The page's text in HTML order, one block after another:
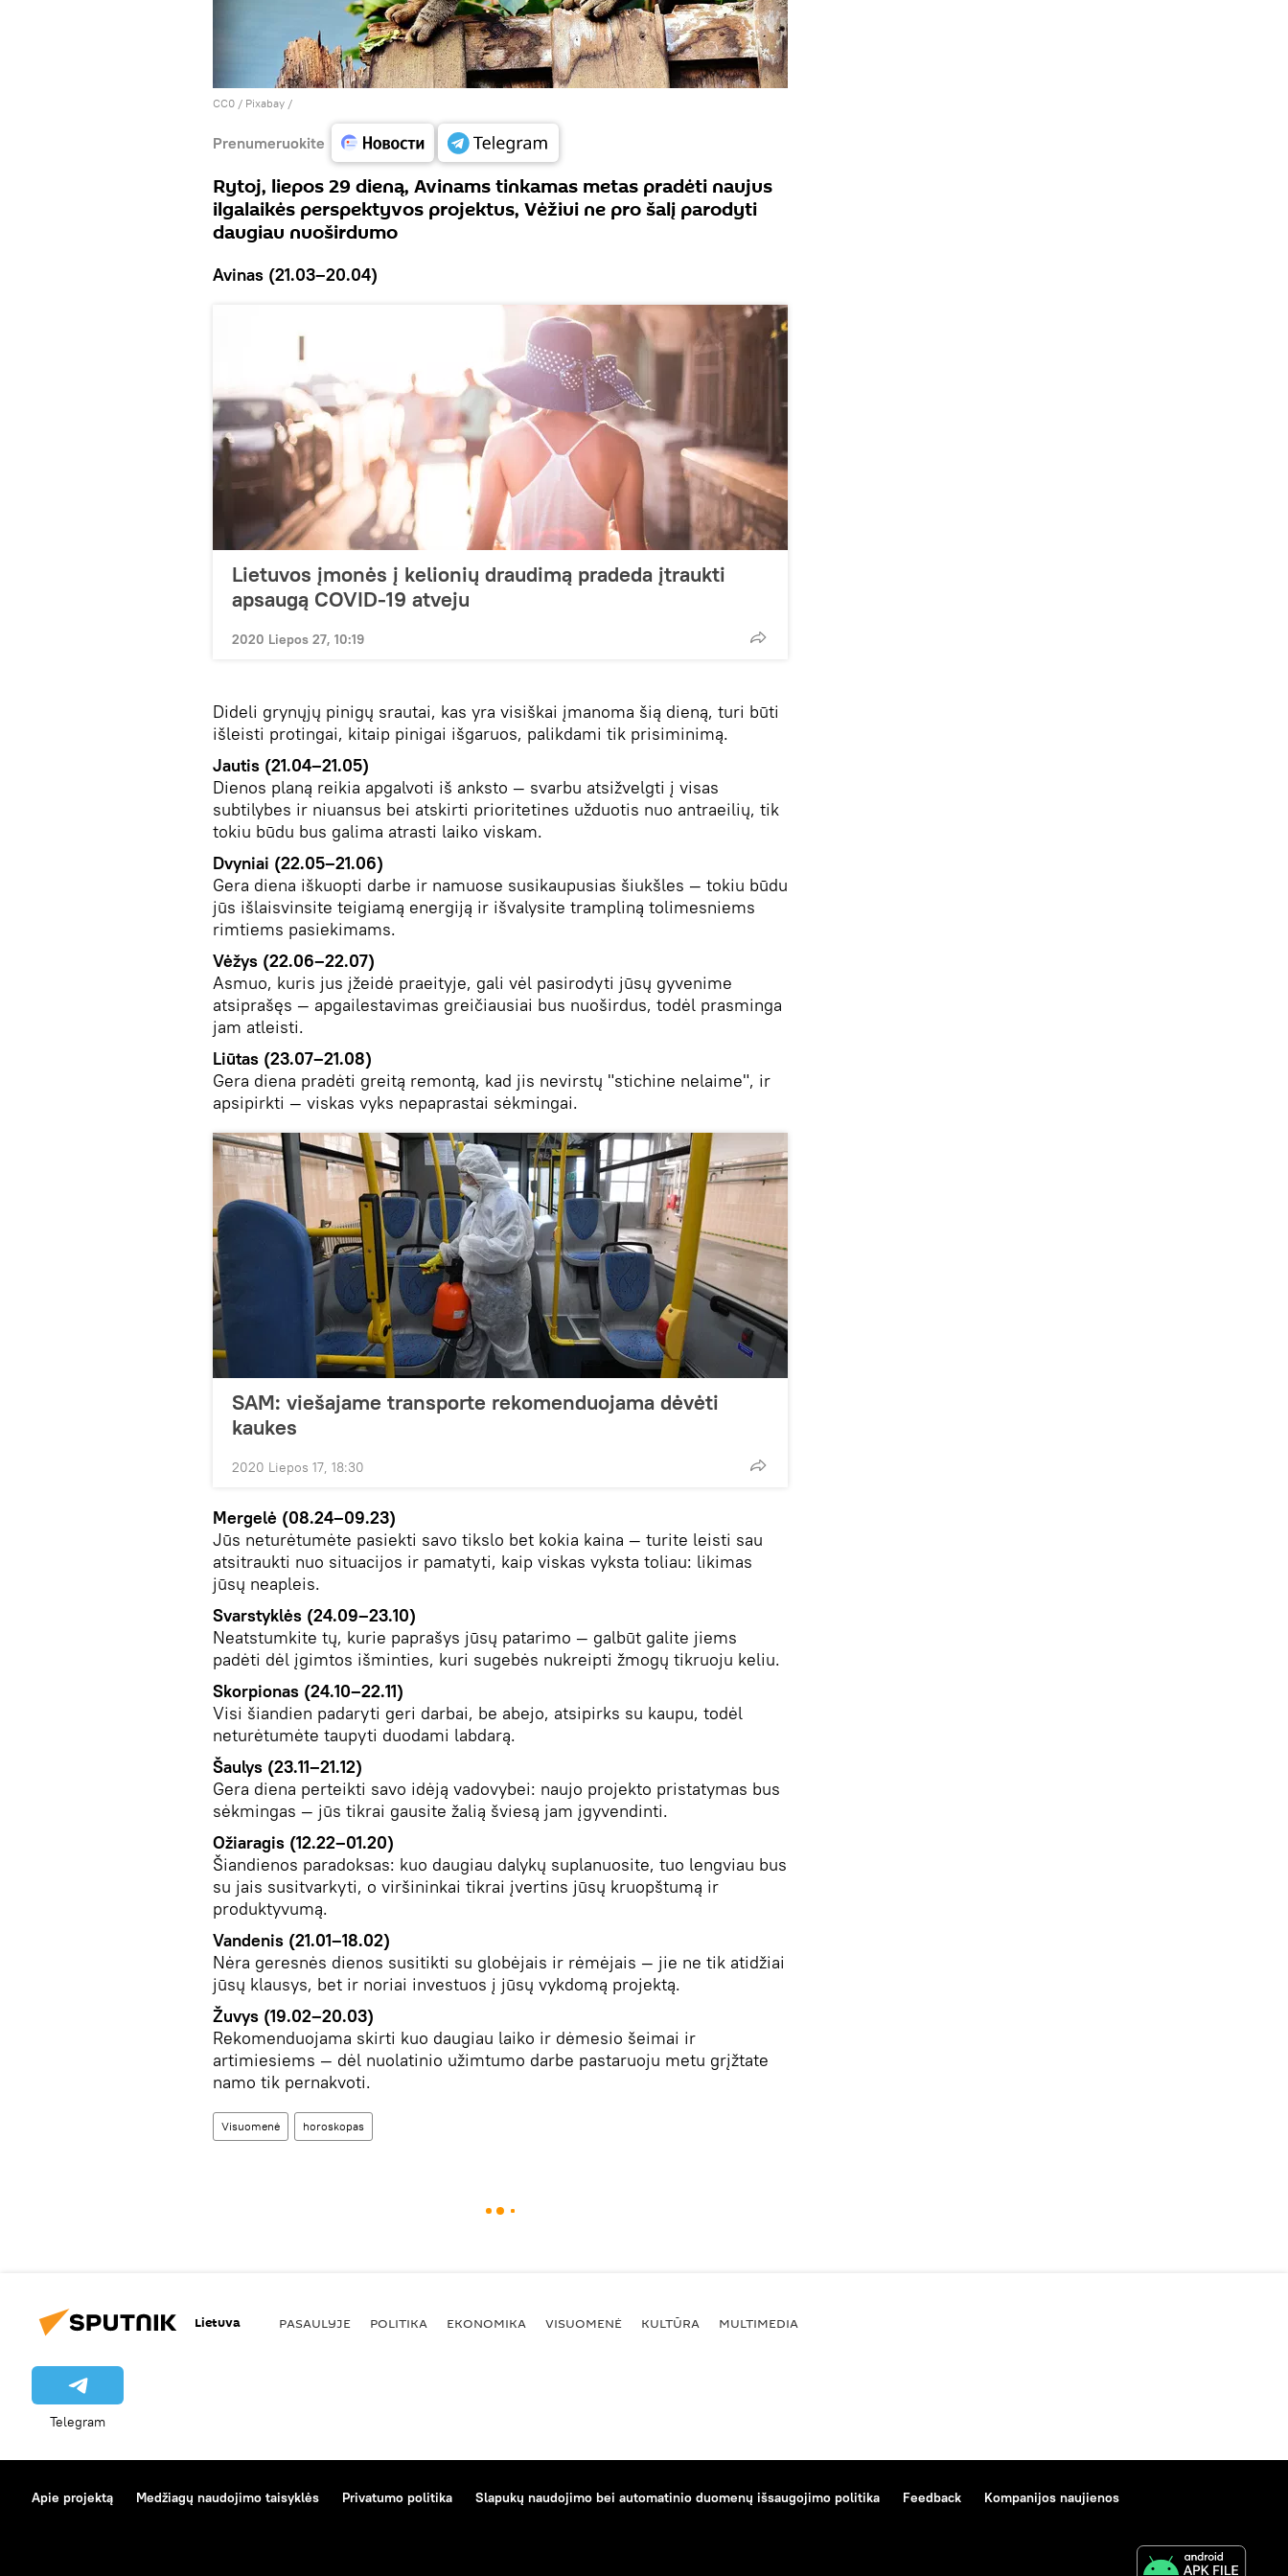
CC0 / Рixabay /
Prenumeruokite
Rytoj, liepos 29 dieną, Avinams tinkamas metas pradėti naujus
ilgalaikės perspektyvos projektus, Vėžiui ne pro šalį parodyti
daugiau nuoširdumo
Avinas (21.03–20.04)
Lietuvos įmonės į kelionių draudimą pradeda įtraukti
apsaugą COVID-19 atveju
2020 Liepos 27, 10:19
Dideli grynųjų pinigų srautai, kas yra visiškai įmanoma šią dieną, turi būti
išleisti protingai, kitaip pinigai išgaruos, palikdami tik prisiminimą.
Jautis (21.04–21.05)
Dienos planą reikia apgalvoti iš anksto — svarbu atsižvelgti į visas
subtilybes ir niuansus bei atskirti prioritetines užduotis nuo antraeilių, tik
tokiu būdu bus galima atrasti laiko viskam.
Dvyniai (22.05–21.06)
Gera diena iškuopti darbe ir namuose susikaupusias šiukšles — tokiu būdu
jūs išlaisvinsite teigiamą energiją ir išvalysite trampliną tolimesniems
rimtiems pasiekimams.
Vėžys (22.06–22.07)
Asmuo, kuris jus įžeidė praeityje, gali vėl pasirodyti jūsų gyvenime
atsiprašęs — apgailestavimas greičiausiai bus nuoširdus, todėl prasminga
jam atleisti.
Liūtas (23.07–21.08)
Gera diena pradėti greitą remontą, kad jis nevirstų "stichine nelaime", ir
apsipirkti — viskas vyks nepaprastai sėkmingai.
SAM: viešajame transporte rekomenduojama dėvėti
kaukes
2020 Liepos 17, 18:30
Mergelė (08.24–09.23)
Jūs neturėtumėte pasiekti savo tikslo bet kokia kaina — turite leisti sau
atsitraukti nuo situacijos ir pamatyti, kaip viskas vyksta toliau: likimas
jūsų neapleis.
Svarstyklės (24.09–23.10)
Neatstumkite tų, kurie paprašys jūsų patarimo — galbūt galite jiems
padėti dėl įgimtos išminties, kuri sugebės nukreipti žmogų tikruoju keliu.
Skorpionas (24.10–22.11)
Visi šiandien padaryti geri darbai, be abejo, atsipirks su kaupu, todėl
neturėtumėte taupyti duodami labdarą.
Šaulys (23.11–21.12)
Gera diena perteikti savo idėją vadovybei: naujo projekto pristatymas bus
sėkmingas — jūs tikrai gausite žalią šviesą jam įgyvendinti.
Ožiaragis (12.22–01.20)
Šiandienos paradoksas: kuo daugiau dalykų suplanuosite, tuo lengviau bus
su jais susitvarkyti, o viršininkai tikrai įvertins jūsų kruopštumą ir
produktyvumą.
Vandenis (21.01–18.02)
Nėra geresnės dienos susitikti su globėjais ir rėmėjais — jie ne tik atidžiai
jūsų klausys, bet ir noriai investuos į jūsų vykdomą projektą.
Žuvys (19.02–20.03)
Rekomenduojama skirti kuo daugiau laiko ir dėmesio šeimai ir
artimiesiems — dėl nuolatinio užimtumo darbe pastaruoju metu grįžtate
namo tik pernakvoti.
Visuomenė horoskopas
Lietuva PASAULYJE POLITIKA EKONOMIKA VISUOMENĖ KULTŪRA MULTIMEDIA
Telegram
Apie projektą Medžiagų naudojimo taisyklės Privatumo politika Slapukų naudojimo bei automatinio duomenų išsaugojimo politika Feedback Kompanijos naujienos